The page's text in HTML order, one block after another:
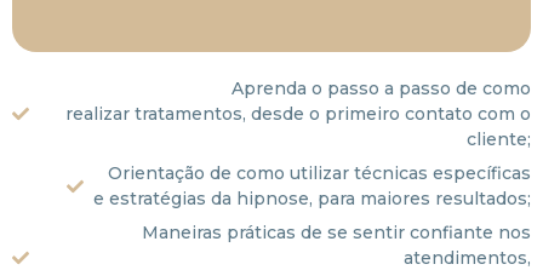
Aprenda o passo a passo de como
realizar tratamentos, desde o primeiro contato com o
cliente;
Orientação de como utilizar técnicas específicas
e estratégias da hipnose, para maiores resultados;
Maneiras práticas de se sentir confiante nos
atendimentos,